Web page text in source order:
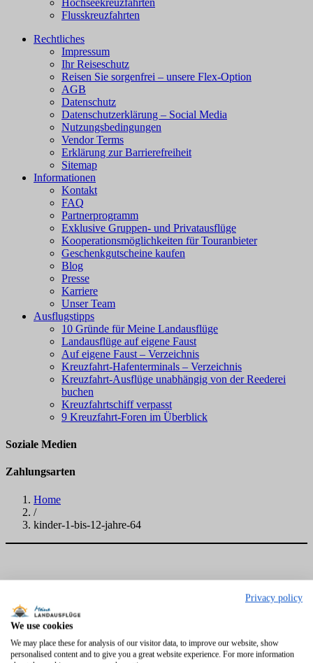
Hochseekreuzfahrten
Flusskreuzfahrten
Rechtliches
Impressum
Ihr Reiseschutz
Reisen Sie sorgenfrei – unsere Flex-Option
AGB
Datenschutz
Datenschutzerklärung – Social Media
Nutzungsbedingungen
Vendor Terms
Erklärung zur Barrierefreiheit
Sitemap
Informationen
Kontakt
FAQ
Partnerprogramm
Exklusive Gruppen- und Privatausflüge
Kooperationsmöglichkeiten für Touranbieter
Geschenkgutscheine kaufen
Blog
Presse
Karriere
Unser Team
Ausflugstipps
10 Gründe für Meine Landausflüge
Landausflüge auf eigene Faust
Auf eigene Faust – Verzeichnis
Kreuzfahrt-Hafenterminals – Verzeichnis
Kreuzfahrt-Ausflüge unabhängig von der Reederei
buchen
Kreuzfahrtschiff verpasst
9 Kreuzfahrt-Foren im Überblick
Soziale Medien
Zahlungsarten
Home
/
kinder-1-bis-12-jahre-64
Privacy policy
We use cookies
We may place these for analysis of our visitor data, to improve our website, show
personalised content and to give you a great website experience. For more information